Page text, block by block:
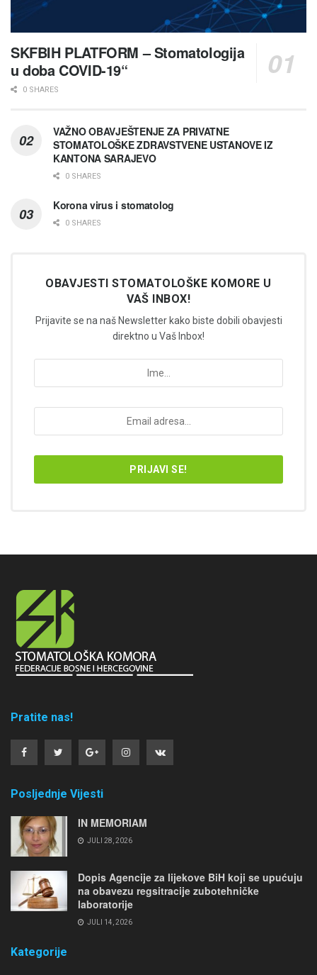
SKFBIH PLATFORM – Stomatologija
u doba COVID-19“
0 SHARES
VAŽNO OBAVJEŠTENJE ZA PRIVATNE
STOMATOLOŠKE ZDRAVSTVENE USTANOVE IZ
KANTONA SARAJEVO
0 SHARES
Korona virus i stomatolog
0 SHARES
OBAVJESTI STOMATOLOŠKE KOMORE U
VAŠ INBOX!
Prijavite se na naš Newsletter kako biste dobili obavjesti
direktno u Vaš Inbox!
Pratite nas!
Posljednje Vijesti
IN MEMORIAM
JULI 28, 2026
Dopis Agencije za lijekove BiH koji se upućuju
na obavezu regsitracije zubotehničke
laboratorije
JULI 14, 2026
Kategorije